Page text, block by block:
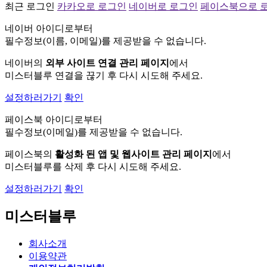
최근 로그인 카카오로 로그인 네이버로 로그인 페이스북으로
네이버 아이디로부터
필수정보(이름, 이메일)를 제공받을 수 없습니다.
네이버의 외부 사이트 연결 관리 페이지 에서
미스터블루 연결을 끊기 후 다시 시도해 주세요.
설정하러가기 확인
페이스북 아이디로부터
필수정보(이메일)를 제공받을 수 없습니다.
페이스북의 활성화 된 앱 및 웹사이트 관리 페이지 에서
미스터블루를 삭제 후 다시 시도해 주세요.
설정하러가기 확인
미스터블루
회사소개
이용약관